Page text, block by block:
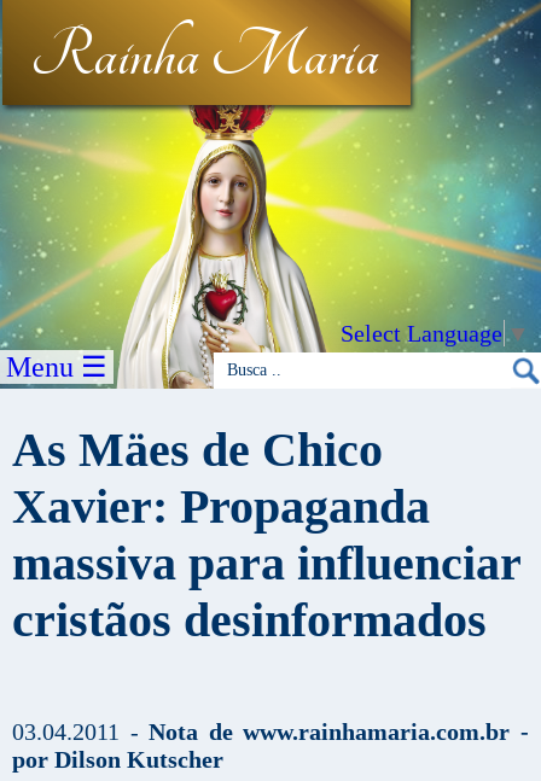
Rainha Maria
Select Language▼
Menu ☰
As Mäes de Chico
Xavier: Propaganda
massiva para influenciar
cristãos desinformados
03.04.2011 -Nota de www.rainhamaria.com.br -
por Dilson Kutscher